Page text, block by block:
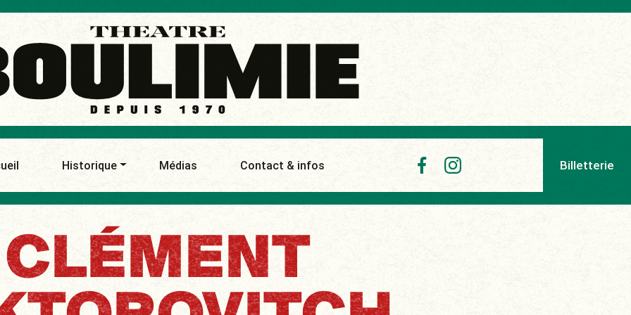
Billetterie
Historique Médias Contact & infos
CLÉMENT